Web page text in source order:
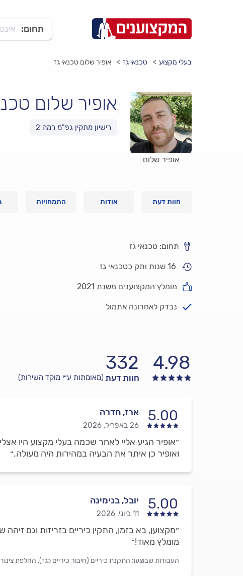
תחום:
בעלי מקצוע טכנאי גז אופיר שלום טכנאי גז
אופיר שלום
אופיר שלום
רישיון מתקין גפ"מ רמה 2
חוות דעת אודות התמחויות
תחום: טכנאי גז
16 שנות ותק כטכנאי גז
מומלץ המקצוענים משנת 2021
נבדק לאחרונה אתמול
4.98
332
חוות דעת(מאומתות ע״י מוקד השירות)
5.00 ארז, חדרה
26 באפריל, 2026
״אופיר הגיע אליי לאחר שכמה בעלי מקצוע היו
ואופיר כן איתר את הבעיה במהירות היה מעולה.״
5.00 יובל, בנימינה
11 ביוני, 2026
״מקצוען, בא בזמן, התקין כיריים בזריזות וגם
מומלץ מאוד!״
העבודות שבוצעו: התקנת כיריים (חיבור כיריים לגז), החלפת